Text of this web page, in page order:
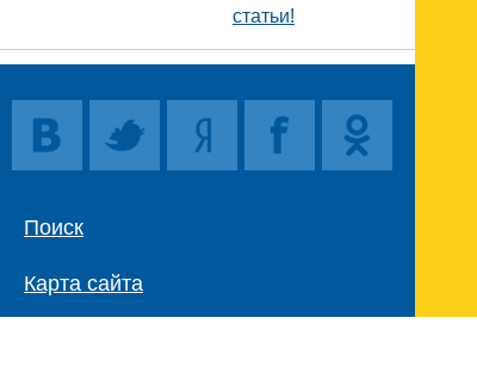
статьи!
Поиск
Карта сайта